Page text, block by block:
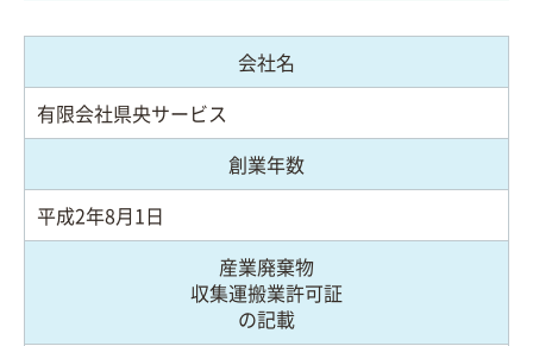
会社名
有限会社県央サービス
創業年数
平成2年8月1日
産業廃棄物
収集運搬業許可証
の記載